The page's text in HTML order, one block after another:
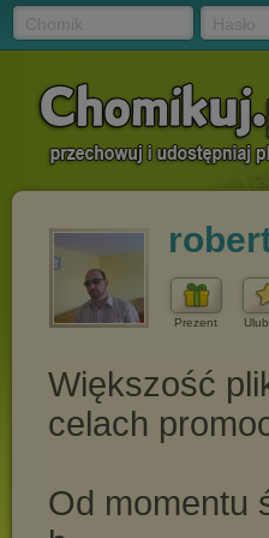
Prezent